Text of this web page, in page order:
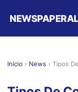
Inicio › News › Tipos